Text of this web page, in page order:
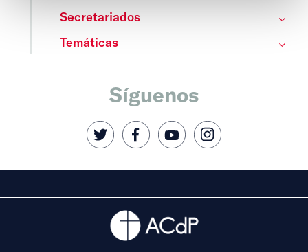
Secretariados
Temáticas
Síguenos